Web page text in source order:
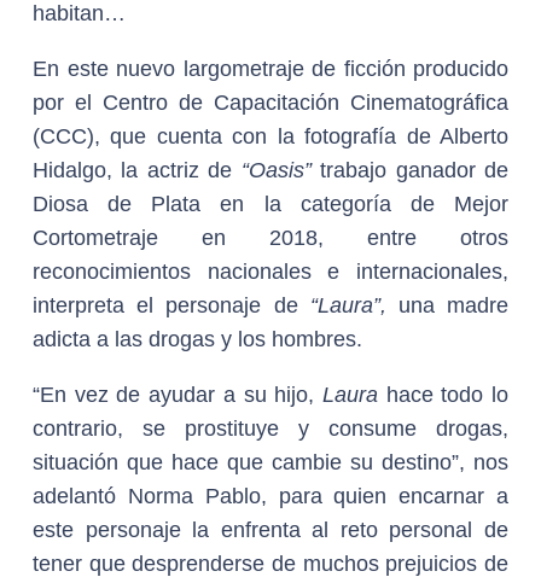
habitan…
En este nuevo largometraje de ficción producido
por el Centro de Capacitación Cinematográfica
(CCC), que cuenta con la fotografía de Alberto
Hidalgo, la actriz de “Oasis”trabajo ganador de
Diosa de Plata en la categoría de Mejor
Cortometraje en 2018, entre otros
reconocimientos nacionales e internacionales,
interpreta el personaje de “Laura”, una madre
adicta a las drogas y los hombres.
“En vez de ayudar a su hijo, Laura hace todo lo
contrario, se prostituye y consume drogas,
situación que hace que cambie su destino”, nos
adelantó Norma Pablo, para quien encarnar a
este personaje la enfrenta al reto personal de
tener que desprenderse de muchos prejuicios de